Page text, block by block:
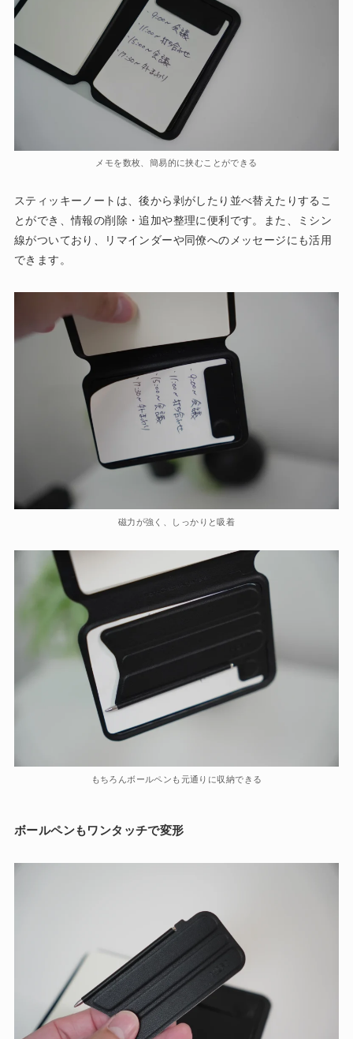
メモを数枚、簡易的に挟むことができる
スティッキーノートは、後から剥がしたり並べ替えたりするこ
とができ、情報の削除・追加や整理に便利です。また、ミシン
線がついており、リマインダーや同僚へのメッセージにも活用
できます。
磁力が強く、しっかりと吸着
もちろんボールペンも元通りに収納できる
ボールペンもワンタッチで変形